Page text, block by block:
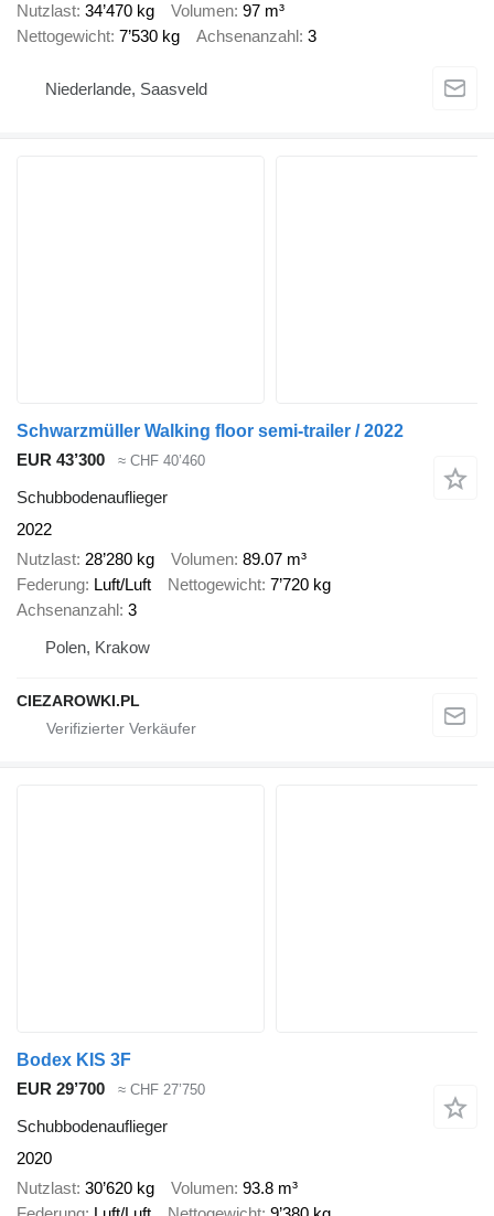
Nutzlast 34’470 kg Volumen 97 m³
Nettogewicht 7’530 kg Achsenanzahl 3
Niederlande, Saasveld
Schwarzmüller Walking floor semi-trailer / 2022
EUR 43’300
≈ CHF 40’460
Schubbodenauflieger
2022
Nutzlast 28’280 kg Volumen 89.07 m³
Federung Luft/Luft Nettogewicht 7’720 kg
Achsenanzahl 3
Polen, Krakow
CIEZAROWKI.PL
Bodex KIS 3F
EUR 29’700
≈ CHF 27’750
Schubbodenauflieger
2020
Nutzlast 30’620 kg Volumen 93.8 m³